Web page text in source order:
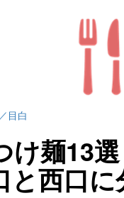
目白
け麺13
西口